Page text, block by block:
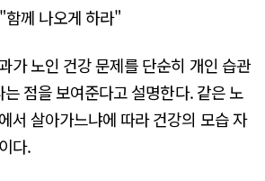
께 나오게 하라"
가 노인 건강 문제를 단순히 개인 습관
점을 보여준다고 설명한다. 같은 노
서 살아가느냐에 따라 건강의 모습 자
다.